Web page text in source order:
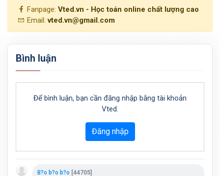
Fanpage: Vted.vn - Học toán online chất lượng cao
Email:vted.vn@gmail.com
Bình luận
Để bình luận, bạn cần đăng nhập bằng tài khoản
Vted.
Đăng nhập
B?o b?o b?o [44705]